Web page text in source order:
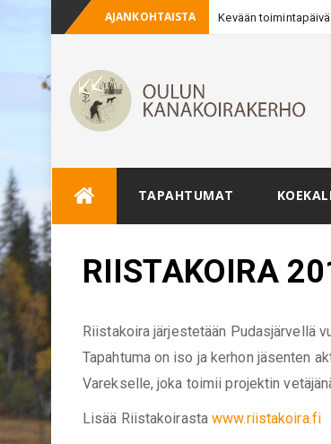
AJANKOHTAISTA Kevään
TAPAHTUMAT
RIISTAKOIRA
Riistakoira järjestetään Pudasjärvellä
Tapahtuma on iso ja kerhon jäsenten
Varekselle, joka toimii projektin
Lisää Riistakoirastawww.riistakoira.fi